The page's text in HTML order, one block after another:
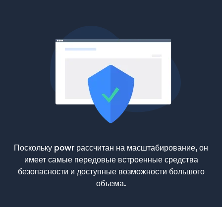
Поскольку powr рассчитан на масштабирование, он
имеет самые передовые встроенные средства
безопасности и доступные возможности большого
объема.